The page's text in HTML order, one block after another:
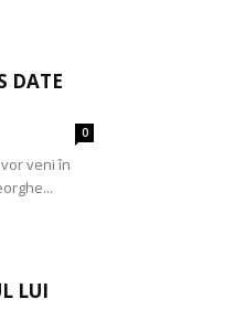
DATE
0
veni în
LUI